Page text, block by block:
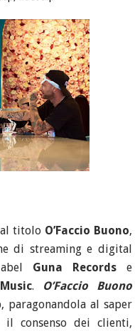
titolo O’Faccio Buono,
di streaming e digital
Guna Recordse
.
O’Faccio Buono
paragonandola al saper
il consenso dei clienti,